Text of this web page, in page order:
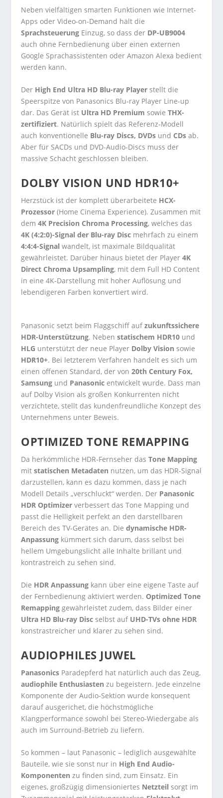
Neben vielfältigen smarten Funktionen wie Internet-
Apps oder Video-on-Demand hält die
Sprachsteuerung Einzug, so dass der DP-UB9004
auch ohne Fernbedienung über einen externen
Google Sprachassistenten oder Amazon Alexa bedient
werden kann.
Der High End Ultra HD Blu-ray Player stellt die
Speerspitze von Panasonics Blu-ray Player Line-up
dar. Das Gerät ist Ultra HD Premium sowie THX-
zertifiziert. Natürlich spielt das Referenz-Modell
auch konventionelle Blu-ray Discs, DVDs und CDs ab.
Aber für SACDs und DVD-Audio-Discs muss der
massive Schacht geschlossen bleiben.
DOLBY VISION UND HDR10+
Herzstück ist der komplett überarbeitete HCX-
Prozessor (Home Cinema Experience). Zusammen mit
dem4K Precision Chroma Processing, welches das
4K (4:2:0)-Signal der Blu-ray Disc mehrfach zu einem
4:4:4-Signal wandelt, ist maximale Bildqualität
gewährleistet. Darüber hinaus bietet der Player4K
Direct Chroma Upsampling, mit dem Full HD Content
in eine 4K-Darstellung mit hoher Auflösung und
lebendigeren Farben konvertiert wird.
Panasonic setzt beim Flaggschiff aufzukunftssichere
HDR-Unterstützung. Neben statischem HDR10 und
HLG unterstützt der neue Player Dolby Vision sowie
HDR10+. Bei letzterem Verfahren handelt es sich um
einen offenen Standard, der von 20th Century Fox,
Samsung und Panasonic entwickelt wurde. Dass man
auf Dolby Vision als großen Konkurrenten nicht
verzichtete, stellt das kundenfreundliche Konzept des
Unternehmens unter Beweis.
OPTIMIZED TONE REMAPPING
Da herkömmliche HDR-Fernseher dasTone Mapping
mit statischen Metadaten nutzen, um das HDR-Signal
darzustellen, kann es dazu kommen, dass je nach
Modell Details „verschluckt“ werden. Der Panasonic
HDR Optimizer verbessert das Tone Mapping und
passt die Helligkeit perfekt an den darstellbaren
Bereich des TV-Gerätes an. Die dynamische HDR-
Anpassung kümmert sich darum, dass selbst bei
hellem Umgebungslicht alle Inhalte brillant und
kontrastreich zu sehen sind.
Die HDR Anpassung kann über eine eigene Taste auf
der Fernbedienung aktiviert werden. Optimized Tone
Remapping gewährleistet zudem, dass Bilder einer
Ultra HD Blu-ray Disc selbst auf UHD-TVs ohne HDR
konstrastreicher und klarer zu sehen sind.
AUDIOPHILES JUWEL
Panasonics Paradepferd hat natürlich auch das Zeug,
audiophile Enthusiasten zu begeistern. Jede einzelne
Komponente der Audio-Sektion wurde konsequent
darauf ausgerichet, die höchstmögliche
Klangperformance sowohl bei Stereo-Wiedergabe als
auch im Surround-Betrieb zu liefern.
So kommen – laut Panasonic – lediglich ausgewählte
Bauteile, wie sie sonst nur in High End Audio-
Komponenten zu finden sind, zum Einsatz. Ein
eigenes, großzügig dimensioniertes Netzteil sorgt im